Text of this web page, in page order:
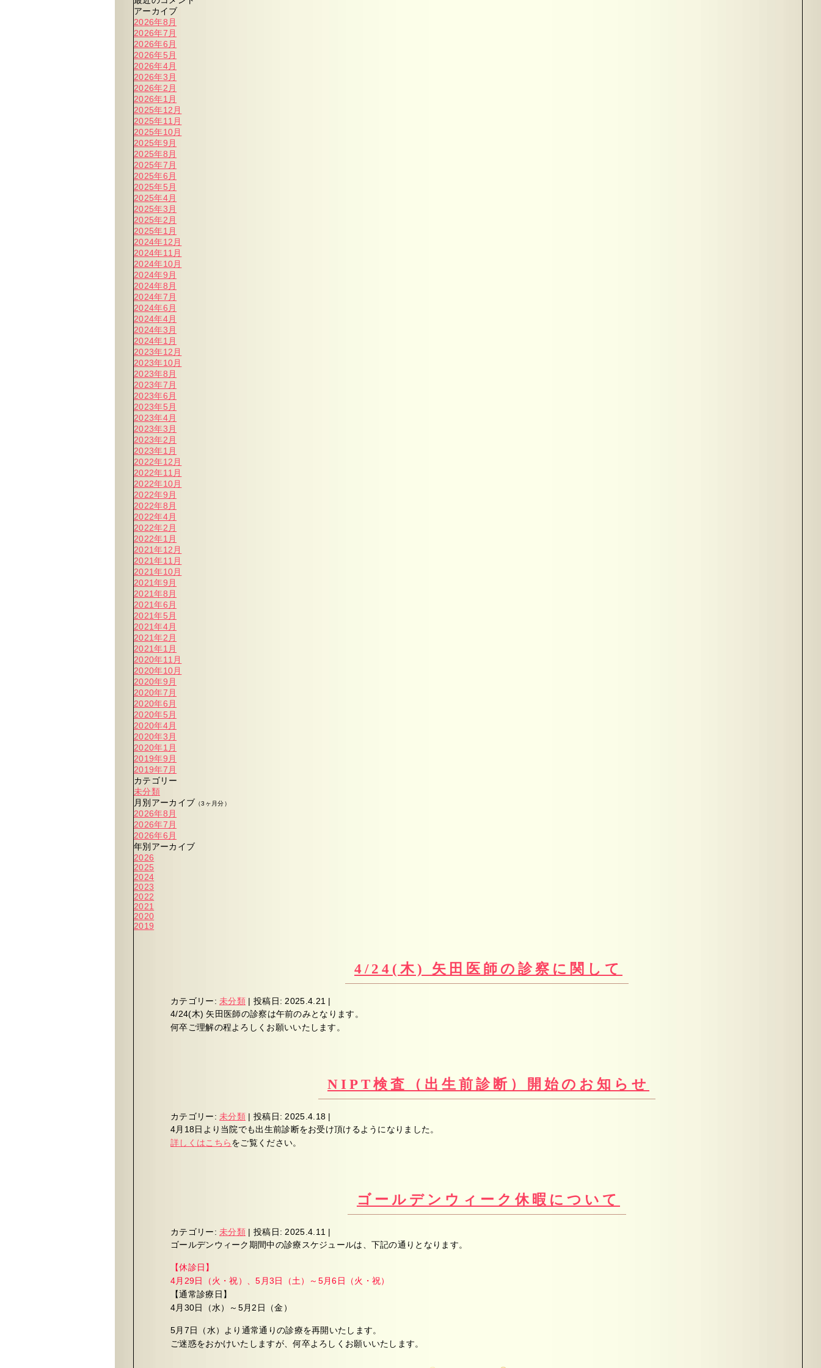
アーカイブ
2026年8月
2026年7月
2026年6月
2026年5月
2026年4月
2026年3月
2026年2月
2026年1月
2025年12月
2025年11月
2025年10月
2025年9月
2025年8月
2025年7月
2025年6月
2025年5月
2025年4月
2025年3月
2025年2月
2025年1月
2024年12月
2024年11月
2024年10月
2024年9月
2024年8月
2024年7月
2024年6月
2024年4月
2024年3月
2024年1月
2023年12月
2023年10月
2023年8月
2023年7月
2023年6月
2023年5月
2023年4月
2023年3月
2023年2月
2023年1月
2022年12月
2022年11月
2022年10月
2022年9月
2022年8月
2022年4月
2022年2月
2022年1月
2021年12月
2021年11月
2021年10月
2021年9月
2021年8月
2021年6月
2021年5月
2021年4月
2021年2月
2021年1月
2020年11月
2020年10月
2020年9月
2020年7月
2020年6月
2020年5月
2020年4月
2020年3月
2020年1月
2019年9月
2019年7月
カテゴリー
未分類
月別アーカイブ （3ヶ月分）
2026年8月
2026年7月
2026年6月
年別アーカイブ
2026
2025
2024
2023
2022
2021
2020
2019
4/24(木) 矢田医師の診察に関して
カテゴリー:未分類 | 投稿日: 2025.4.21 |
4/24(木) 矢田医師の診察は午前のみとなります。
何卒ご理解の程よろしくお願いいたします。
NIPT検査（出生前診断）開始のお知らせ
カテゴリー:未分類 | 投稿日: 2025.4.18 |
4月18日より当院でも出生前診断をお受け頂けるようになりました。
詳しくはこちらをご覧ください。
ゴールデンウィーク休暇について
カテゴリー:未分類 | 投稿日: 2025.4.11 |
ゴールデンウィーク期間中の診療スケジュールは、下記の通りとなります。
【休診日】
4月29日（火・祝）、5月3日（土）～5月6日（火・祝）
【通常診療日】
4月30日（水）～5月2日（金）
5月7日（水）より通常通りの診療を再開いたします。
ご迷惑をおかけいたしますが、何卒よろしくお願いいたします。